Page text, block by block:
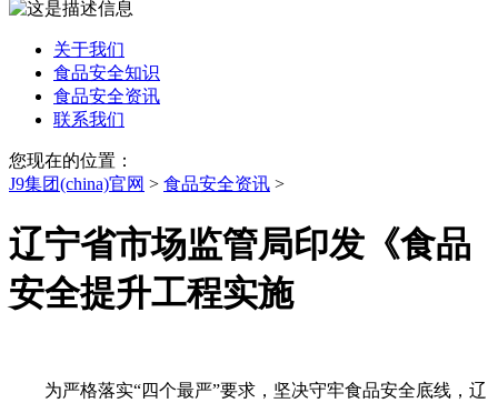
关于我们
食品安全知识
食品安全资讯
联系我们
您现在的位置：
J9集团(china)官网 > 食品安全资讯 >
辽宁省市场监管局印发《食品
安全提升工程实施
为严格落实“四个最严”要求，坚决守牢食品安全底线，辽